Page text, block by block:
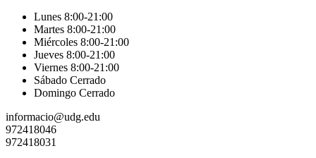
Lunes 8:00-21:00
Martes 8:00-21:00
Miércoles 8:00-21:00
Jueves 8:00-21:00
Viernes 8:00-21:00
Sábado Cerrado
Domingo Cerrado
informacio@udg.edu
972418046
972418031